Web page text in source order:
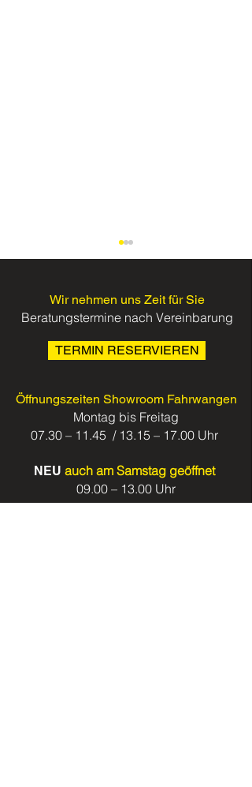
Verkaufsfachfrau
Wir nehmen uns Zeit für Sie
Beratungstermine nach Vereinbarung
TERMIN RESERVIEREN
Öffnungszeiten Showroom Fahrwangen
Montag bis Freitag
07.30 – 11.45 / 13.15 – 17.00 Uhr
NEU auch am Samstag geöffnet
09.00 – 13.00 Uhr